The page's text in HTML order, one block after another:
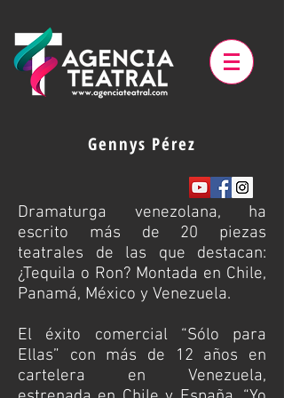
Gennys Pérez
Dramaturga venezolana, ha
escrito más de 20 piezas
teatrales de las que destacan:
¿Tequila o Ron? Montada en Chile,
Panamá, México y Venezuela.
El éxito comercial “Sólo para
Ellas” con más de 12 años en
cartelera en Venezuela,